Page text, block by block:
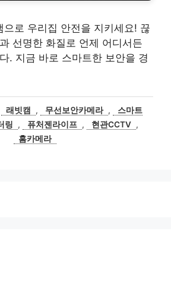
으로 우리집 안전을 지키세요! 끊
선명한 화질로 언제 어디서든
. 지금 바로 스마트한 보안을 경
래빗캠 , 무선보안카메라 ,
스마트
링 , 퓨처젠라이프 , 현관CCTV ,
홈카메라